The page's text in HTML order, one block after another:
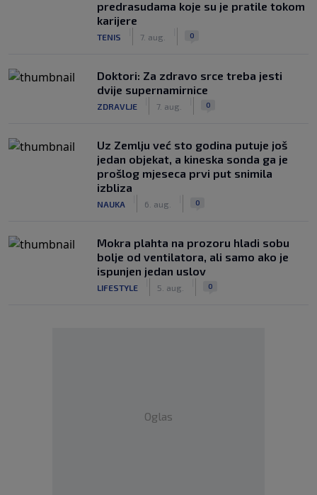
predrasudama koje su je pratile tokom
karijere
TENIS 7. aug. 0
Doktori: Za zdravo srce treba jesti
dvije supernamirnice
ZDRAVLJE 7. aug. 0
Uz Zemlju već sto godina putuje još
jedan objekat, a kineska sonda ga je
prošlog mjeseca prvi put snimila
izbliza
NAUKA 6. aug. 0
Mokra plahta na prozoru hladi sobu
bolje od ventilatora, ali samo ako je
ispunjen jedan uslov
LIFESTYLE 5. aug. 0
Oglas